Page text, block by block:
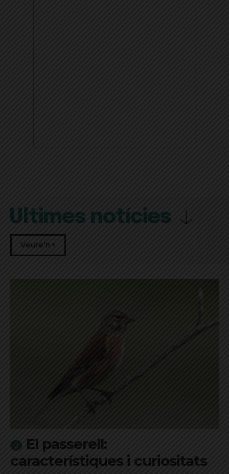
Últimes notícies
Veure'n +
El passerell:
característiques i curiositats